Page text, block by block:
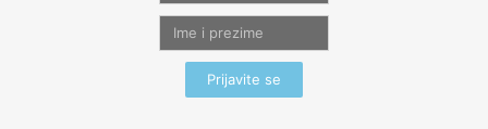
Prijavite se